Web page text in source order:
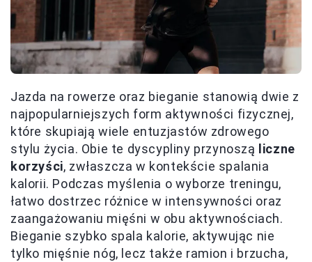
Jazda na rowerze oraz bieganie stanowią dwie z
najpopularniejszych form aktywności fizycznej,
które skupiają wiele entuzjastów zdrowego
stylu życia. Obie te dyscypliny przynoszą
liczne
korzyści, zwłaszcza w kontekście spalania
kalorii. Podczas myślenia o wyborze treningu,
łatwo dostrzec różnice w intensywności oraz
zaangażowaniu mięśni w obu aktywnościach.
Bieganie szybko spala kalorie, aktywując nie
tylko mięśnie nóg, lecz także ramion i brzucha,